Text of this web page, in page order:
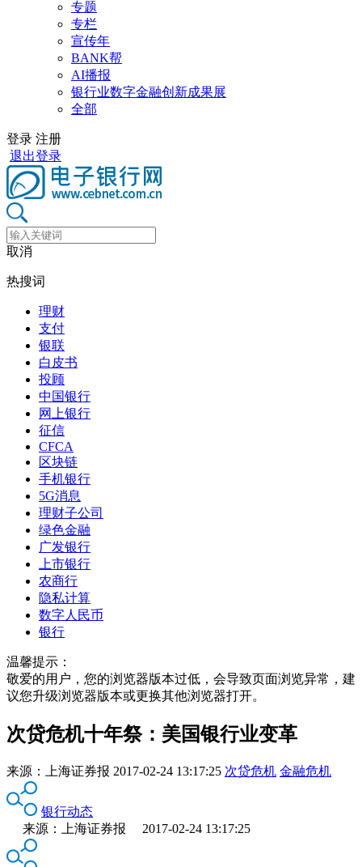
专题
专栏
宣传年
BANK帮
AI播报
银行业数字金融创新成果展
全部
登录 注册
退出登录
取消
热搜词
理财
支付
银联
白皮书
投顾
中国银行
网上银行
征信
CFCA
区块链
手机银行
5G消息
理财子公司
绿色金融
广发银行
上市银行
农商行
隐私计算
数字人民币
银行
温馨提示：
敬爱的用户，您的浏览器版本过低，会导致页面浏览异常，建
议您升级浏览器版本或更换其他浏览器打开。
次贷危机十年祭：美国银行业变革
来源： 上海证券报 2017-02-24 13:17:25 次贷危机 金融危机
银行动态
来源：上海证券报 2017-02-24 13:17:25